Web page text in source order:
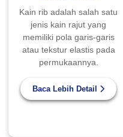
Kain rib adalah salah satu
jenis kain rajut yang
memiliki pola garis-garis
atau tekstur elastis pada
permukaannya.
Baca Lebih Detail